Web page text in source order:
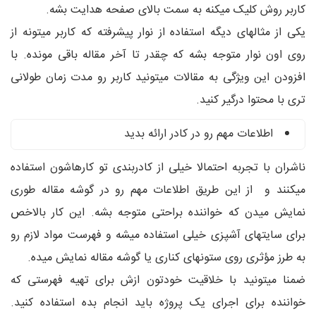
کاربر روش کلیک میکنه به سمت بالای صفحه هدایت بشه.
یکی از مثالهای دیگه استفاده از نوار پیشرفته که کاربر میتونه از
روی اون نوار متوجه بشه که چقدر تا آخر مقاله باقی مونده. با
افزودن این ویژگی به مقالات میتونید کاربر رو مدت زمان طولانی
تری با محتوا درگیر کنید.
اطلاعات مهم رو در کادر ارائه بدید
ناشران با تجربه احتمالا خیلی از کادربندی تو کارهاشون استفاده
میکنند و از این طریق اطلاعات مهم رو در گوشه مقاله طوری
نمایش میدن که خواننده براحتی متوجه بشه. این کار بالاخص
برای سایتهای آشپزی خیلی استفاده میشه و فهرست مواد لازم رو
به طرز مؤثری روی ستونهای کناری یا گوشه مقاله نمایش میده.
ضمنا میتونید با خلاقیت خودتون ازش برای تهیه فهرستی که
خواننده برای اجرای یک پروژه باید انجام بده استفاده کنید.